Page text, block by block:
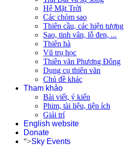
Hệ Mặt Trời
Các chòm sao
Thiên cầu, các hiện tượng
Sao, tinh vân, lỗ đen, ...
Thiên hà
Vũ trụ học
Thiên văn Phương Đông
Dụng cụ thiên văn
Chủ đề khác
Tham khảo
Bài viết, ý kiến
Phim, tài liệu, tiện ích
Giải trí
English website
Donate
">Sky Events